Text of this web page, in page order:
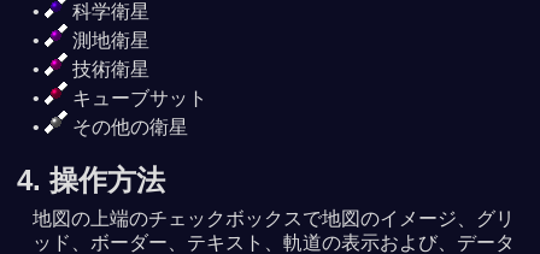
科学衛星
測地衛星
技術衛星
キューブサット
その他の衛星
4. 操作方法
地図の上端のチェックボックスで地図のイメージ、グリ
ッド、ボーダー、テキスト、軌道の表示および、データ